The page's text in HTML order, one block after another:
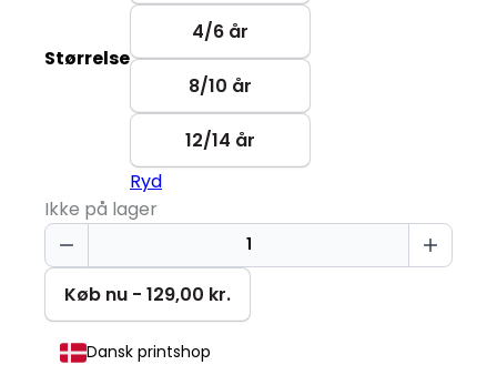
Størrelse
4/6 år
8/10 år
12/14 år
Ryd
Ikke på lager
Astrosaur
T-
shirt
|
Børn
Køb nu - 129,00 kr.
Dansk printshop